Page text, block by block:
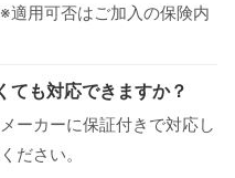
適用可否はご加入の保険内
ても対応できますか？
ーカーに保証付きで対応し
ださい。